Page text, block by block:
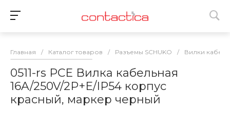
Главная / Каталог товаров / Разъемы SCHUKO / Вилки
0511-rs PCE Вилка кабельная
16A/250V/2P+E/IP54 корпус
красный, маркер черный